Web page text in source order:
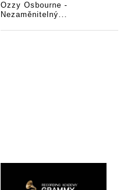
Ozzy Osbourne -
Nezaměnitelný...